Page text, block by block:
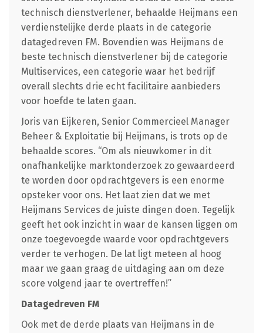
technisch dienstverlener, behaalde Heijmans een
verdienstelijke derde plaats in de categorie
datagedreven FM. Bovendien was Heijmans de
beste technisch dienstverlener bij de categorie
Multiservices, een categorie waar het bedrijf
overall slechts drie echt facilitaire aanbieders
voor hoefde te laten gaan.
Joris van Eijkeren, Senior Commercieel Manager
Beheer & Exploitatie bij Heijmans, is trots op de
behaalde scores. “Om als nieuwkomer in dit
onafhankelijke marktonderzoek zo gewaardeerd
te worden door opdrachtgevers is een enorme
opsteker voor ons. Het laat zien dat we met
Heijmans Services de juiste dingen doen. Tegelijk
geeft het ook inzicht in waar de kansen liggen om
onze toegevoegde waarde voor opdrachtgevers
verder te verhogen. De lat ligt meteen al hoog
maar we gaan graag de uitdaging aan om deze
score volgend jaar te overtreffen!”
Datagedreven FM
Ook met de derde plaats van Heijmans in de